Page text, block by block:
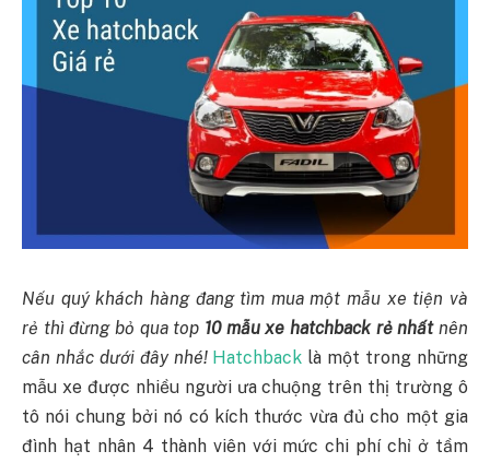
Nếu quý khách hàng đang tìm mua một mẫu xe tiện và
rẻ thì đừng bỏ qua top 10 mẫu xe hatchback rẻ nhấtnên
cân nhắc dưới đây nhé! Hatchback là một trong những
mẫu xe được nhiều người ưa chuộng trên thị trường ô
tô nói chung bởi nó có kích thước vừa đủ cho một gia
đình hạt nhân 4 thành viên với mức chi phí chỉ ở tầm